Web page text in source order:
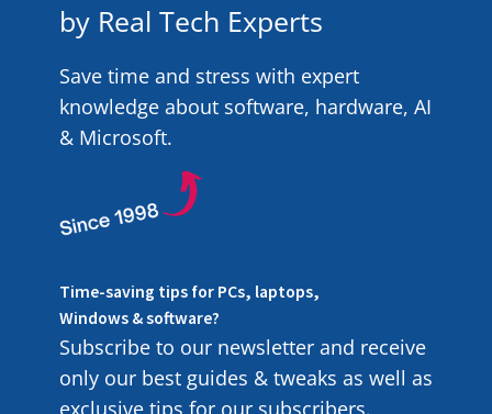
by Real Tech Experts
Save time and stress with expert
knowledge about software, hardware, AI
& Microsoft.
Time-saving tips for PCs, laptops,
Windows & software?
Subscribe to our newsletter and receive
only our best guides & tweaks as well as